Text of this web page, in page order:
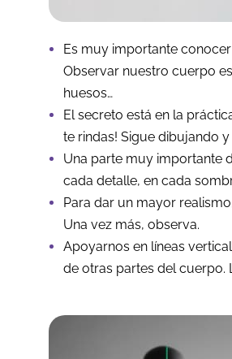
Es muy importante
Observar nuestro cuerpo
huesos…
El secreto está en la
te rindas! Sigue dibujando
Una parte muy importante
cada detalle, en cada
Para dar un mayor
Una vez más, observa.
Apoyarnos en líneas
de otras partes del cuerpo.